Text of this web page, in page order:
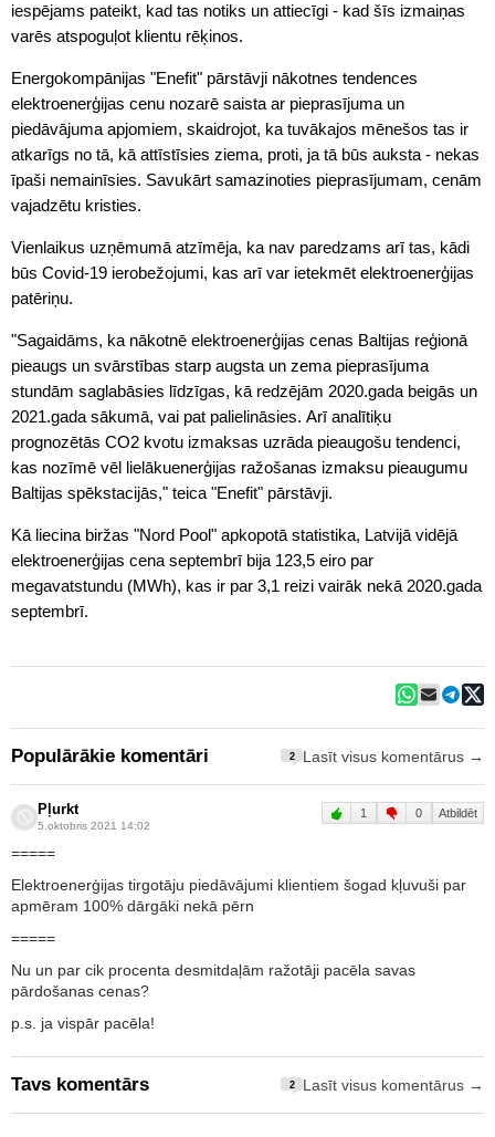
iespējams pateikt, kad tas notiks un attiecīgi - kad šīs izmaiņas
varēs atspoguļot klientu rēķinos.
Energokompānijas "Enefit" pārstāvji nākotnes tendences
elektroenerģijas cenu nozarē saista ar pieprasījuma un
piedāvājuma apjomiem, skaidrojot, ka tuvākajos mēnešos tas ir
atkarīgs no tā, kā attīstīsies ziema, proti, ja tā būs auksta - nekas
īpaši nemainīsies. Savukārt samazinoties pieprasījumam, cenām
vajadzētu kristies.
Vienlaikus uzņēmumā atzīmēja, ka nav paredzams arī tas, kādi
būs Covid-19 ierobežojumi, kas arī var ietekmēt elektroenerģijas
patēriņu.
"Sagaidāms, ka nākotnē elektroenerģijas cenas Baltijas reģionā
pieaugs un svārstības starp augsta un zema pieprasījuma
stundām saglabāsies līdzīgas, kā redzējām 2020.gada beigās un
2021.gada sākumā, vai pat palielināsies. Arī analītiķu
prognozētās CO2 kvotu izmaksas uzrāda pieaugošu tendenci,
kas nozīmē vēl lielākuenerģijas ražošanas izmaksu pieaugumu
Baltijas spēkstacijās," teica "Enefit" pārstāvji.
Kā liecina biržas "Nord Pool" apkopotā statistika, Latvijā vidējā
elektroenerģijas cena septembrī bija 123,5 eiro par
megavatstundu (MWh), kas ir par 3,1 reizi vairāk nekā 2020.gada
septembrī.
Populārākie komentāri 2 Lasīt visus komentārus →
Pļurkt
5.oktobris 2021 14:02
1 0 Atbildēt
=====
Elektroenerģijas tirgotāju piedāvājumi klientiem šogad kļuvuši par
apmēram 100% dārgāki nekā pērn
=====
Nu un par cik procenta desmitdaļām ražotāji pacēla savas
pārdošanas cenas?
p.s. ja vispār pacēla!
Tavs komentārs 2 Lasīt visus komentārus →